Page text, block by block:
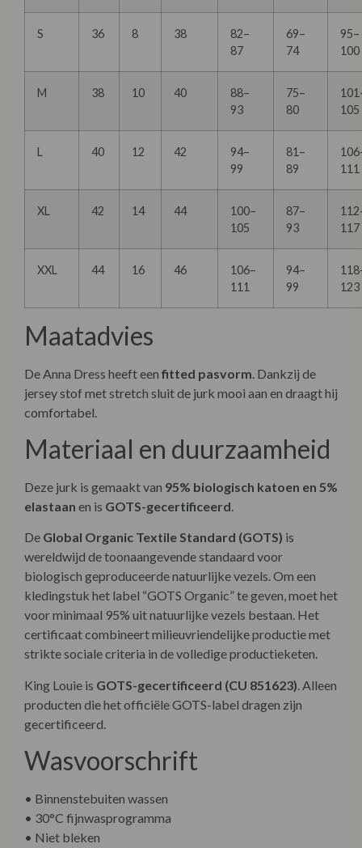
S 36 8 38
82–
87
69–
74
95–
100
M 38 10 40
88–
93
75–
80
105
L 40 12 42
94–
99
81–
89
111
XL 42 14 44
100–
105
87–
93
117
XXL 44 16 46
106–
111
94–
99
123
Maatadvies
De Anna Dress heeft een fitted pasvorm . Dankzij de
jersey stof met stretch sluit de jurk mooi aan en draagt hij
comfortabel.
Materiaal en duurzaamheid
Deze jurk is gemaakt van 95% biologisch katoen en 5%
elastaan en is GOTS-gecertificeerd.
De Global Organic Textile Standard (GOTS) is
wereldwijd de toonaangevende standaard voor
biologisch geproduceerde natuurlijke vezels. Om een
kledingstuk het label “GOTS Organic” te geven, moet het
voor minimaal 95% uit natuurlijke vezels bestaan. Het
certificaat combineert milieuvriendelijke productie met
strikte sociale criteria in de volledige productieketen.
King Louie is GOTS-gecertificeerd (CU 851623). Alleen
producten die het officiële GOTS-label dragen zijn
gecertificeerd.
Wasvoorschrift
• Binnenstebuiten wassen
• 30°C fijnwasprogramma
• Niet bleken